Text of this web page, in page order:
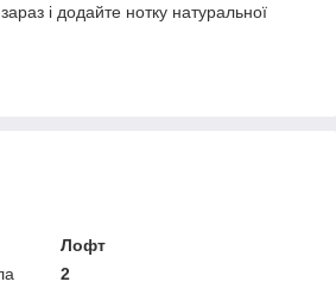
і додайте нотку натуральної
Лофт
2